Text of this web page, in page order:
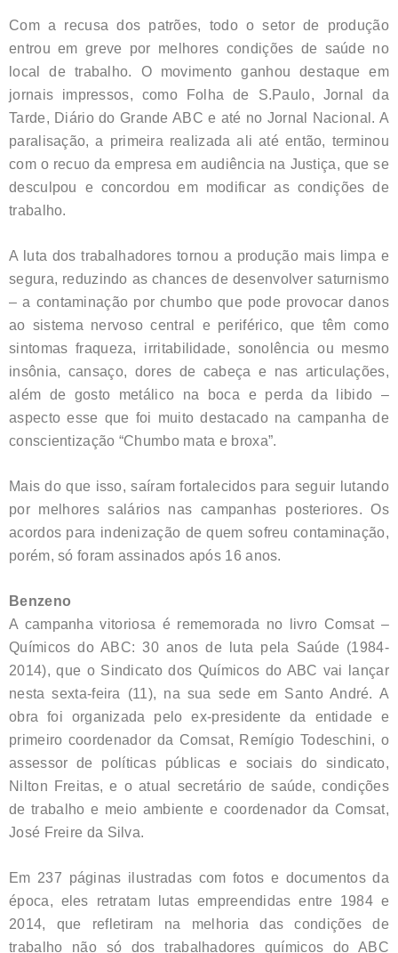
Com a recusa dos patrões, todo o setor de produção
entrou em greve por melhores condições de saúde no
local de trabalho. O movimento ganhou destaque em
jornais impressos, como Folha de S.Paulo, Jornal da
Tarde, Diário do Grande ABC e até no Jornal Nacional. A
paralisação, a primeira realizada ali até então, terminou
com o recuo da empresa em audiência na Justiça, que se
desculpou e concordou em modificar as condições de
trabalho.
A luta dos trabalhadores tornou a produção mais limpa e
segura, reduzindo as chances de desenvolver saturnismo
– a contaminação por chumbo que pode provocar danos
ao sistema nervoso central e periférico, que têm como
sintomas fraqueza, irritabilidade, sonolência ou mesmo
insônia, cansaço, dores de cabeça e nas articulações,
além de gosto metálico na boca e perda da libido –
aspecto esse que foi muito destacado na campanha de
conscientização “Chumbo mata e broxa”.
Mais do que isso, saíram fortalecidos para seguir lutando
por melhores salários nas campanhas posteriores. Os
acordos para indenização de quem sofreu contaminação,
porém, só foram assinados após 16 anos.
Benzeno
A campanha vitoriosa é rememorada no livro Comsat –
Químicos do ABC: 30 anos de luta pela Saúde (1984-
2014), que o Sindicato dos Químicos do ABC vai lançar
nesta sexta-feira (11), na sua sede em Santo André. A
obra foi organizada pelo ex-presidente da entidade e
primeiro coordenador da Comsat, Remígio Todeschini, o
assessor de políticas públicas e sociais do sindicato,
Nilton Freitas, e o atual secretário de saúde, condições
de trabalho e meio ambiente e coordenador da Comsat,
José Freire da Silva.
Em 237 páginas ilustradas com fotos e documentos da
época, eles retratam lutas empreendidas entre 1984 e
2014, que refletiram na melhoria das condições de
trabalho não só dos trabalhadores químicos do ABC